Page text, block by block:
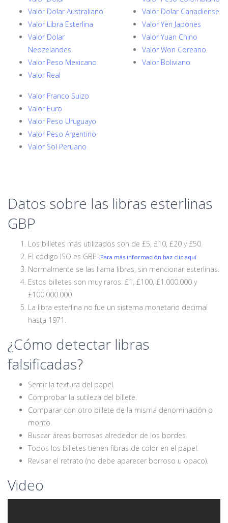
Valor Dolar Australiano
Valor Libra Esterlina
Valor Dolar
Neozelandes
Valor Peso Mexicano
Valor Real
Valor Dolar Canadiense
Valor Yen Japones
Valor Yuan Chino
Valor Won Coreano
Valor Boliviano
Valor Franco Suizo
Valor Euro
Valor Peso Uruguayo
Valor Peso Argentino
Valor Sol Peruano
Datos sobre las libras esterlinas
GBP
Los billetes más utilizados son de £5, £10, £20 y £50
El código ISO es GBP .Para más información haz clic aquí
Normalmente se las llama libras, sin mencionar esterlinas.
Estos billetes son muy raros: £1, £100, £1.000.000 y
£100.000.000
La libra esterlina no fue un sistema monetario decimal
hasta 1971.
¿Cómo detectar libras
falsificadas?
Sentir la textura del papel.
Comprobar la sutileza del billete.
Comparar con otro billete de la misma denominación o
monto.
Buscar áreas borrosas alrededor de los bordes.
Todos los billetes tienen fibras de color en el papel.
Revisar el retrato (no debe aparecer borroso u opaco).
Video